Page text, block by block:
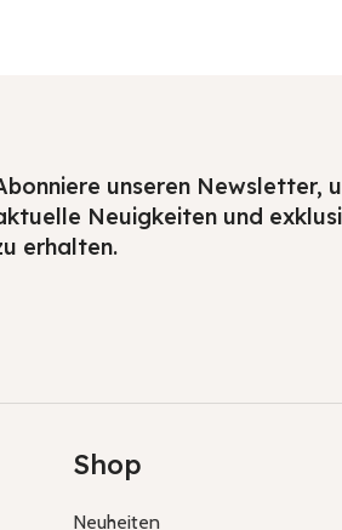
unseren Newsletter,
Neuigkeiten und
erhalten.
Shop
Neuheiten